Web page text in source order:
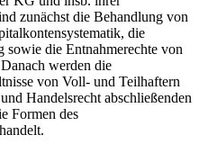
zunächst die Behandlung von
die
sowie die Entnahmerechte von
werden die
von Voll- und Teilhaftern
Handelsrecht abschließenden
Formen des